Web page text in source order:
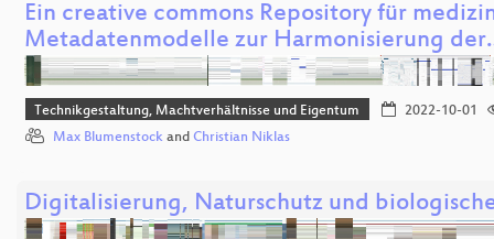
Ein creative commons Repository für
Metadatenmodelle zur Harmonisierung
Technikgestaltung, Machtverhältnisse und Eigentum
2022-10-01
Max Blumenstock and Christian Niklas
Digitalisierung, Naturschutz und